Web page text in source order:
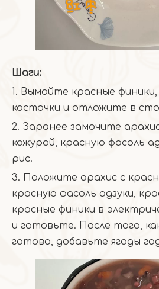
Шаги:
1. Вымойте красные
косточки и отложите в
2. Заранее замочите
кожурой, красную фасоль
рис.
3. Положите арахис с
красную фасоль адзуки,
красные финики в
и готовьте. После того,
готово, добавьте ягоды